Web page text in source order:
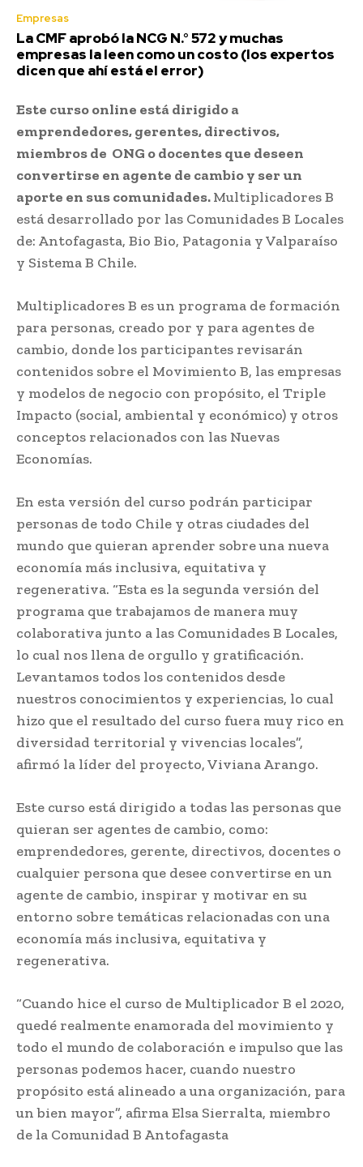
Empresas
La CMF aprobó la NCG N.° 572 y muchas
empresas la leen como un costo (los expertos
dicen que ahí está el error)
Este curso online está dirigido a
emprendedores, gerentes, directivos,
miembros de ONG o docentes que deseen
convertirse en agente de cambio y ser un
aporte en sus comunidades.Multiplicadores B
está desarrollado por las Comunidades B Locales
de: Antofagasta, Bio Bio, Patagonia y Valparaíso
y Sistema B Chile.
Multiplicadores B es un programa de formación
para personas, creado por y para agentes de
cambio, donde los participantes revisarán
contenidos sobre el Movimiento B, las empresas
y modelos de negocio con propósito, el Triple
Impacto (social, ambiental y económico) y otros
conceptos relacionados con las Nuevas
Economías.
En esta versión del curso podrán participar
personas de todo Chile y otras ciudades del
mundo que quieran aprender sobre una nueva
economía más inclusiva, equitativa y
regenerativa. “Esta es la segunda versión del
programa que trabajamos de manera muy
colaborativa junto a las Comunidades B Locales,
lo cual nos llena de orgullo y gratificación.
Levantamos todos los contenidos desde
nuestros conocimientos y experiencias, lo cual
hizo que el resultado del curso fuera muy rico en
diversidad territorial y vivencias locales”,
afirmó la líder del proyecto, Viviana Arango.
Este curso está dirigido a todas las personas que
quieran ser agentes de cambio, como:
emprendedores, gerente, directivos, docentes o
cualquier persona que desee convertirse en un
agente de cambio, inspirar y motivar en su
entorno sobre temáticas relacionadas con una
economía más inclusiva, equitativa y
regenerativa.
“Cuando hice el curso de Multiplicador B el 2020,
quedé realmente enamorada del movimiento y
todo el mundo de colaboración e impulso que las
personas podemos hacer, cuando nuestro
propósito está alineado a una organización, para
un bien mayor”, afirma Elsa Sierralta, miembro
de la Comunidad B Antofagasta